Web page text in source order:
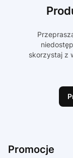
skorzystaj z
Promocje